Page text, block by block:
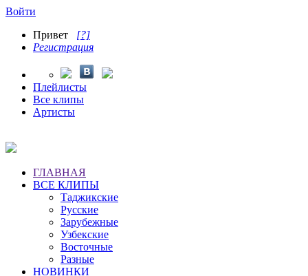
Войти
Привет [?]
Регистрация
Плейлисты
Все клипы
Артисты
ГЛАВНАЯ
ВСЕ КЛИПЫ
Таджикские
Русские
Зарубежные
Узбекские
Восточные
Разные
НОВИНКИ